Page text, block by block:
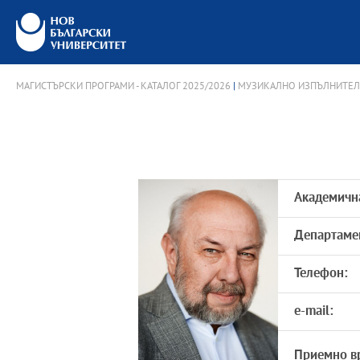
МАГИСТЪРСКИ ПРОГРАМИ - КАТАЛОГ 2025/2026 МУЗИКАЛНО
Телефон:
e-mail:
Приемно